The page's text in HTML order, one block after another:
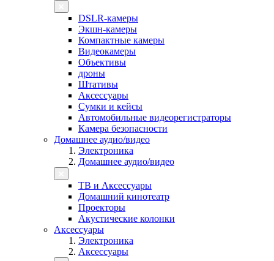
DSLR-камеры
Экшн-камеры
Компактные камеры
Видеокамеры
Объективы
дроны
Штативы
Аксессуары
Сумки и кейсы
Автомобильные видеорегистраторы
Камера безопасности
Домашнее аудио/видео
Электроника
Домашнее аудио/видео
ТВ и Аксессуары
Домашний кинотеатр
Проекторы
Акустические колонки
Аксессуары
Электроника
Аксессуары